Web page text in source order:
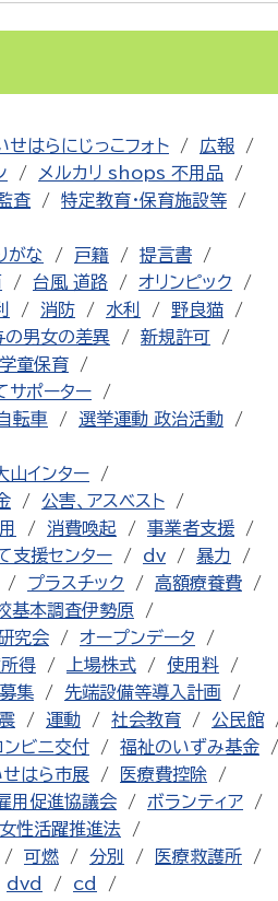
せはらにじっこフォト
広報
メルカリ shops 不用品
査
特定教育・保育施設等
がな 戸籍
提言書
台風 道路
オリンピック
消防 水利
野良猫
の男女の差異
新規許可
学童保育
サポーター
転車
選挙運動 政治活動
山インター
公害、アスベスト
消費喚起
事業者支援
支援センター dv
暴力
プラスチック
高額療養費
基本調査伊勢原
究会
オープンデータ
得 上場株式
使用料
募集
先端設備等導入計画
運動 社会教育
公民館
ンビニ交付
福祉のいずみ基金
せはら市展
医療費控除
用促進協議会
ボランティア
女性活躍推進法
可燃 分別
医療救護所
dvd
cd